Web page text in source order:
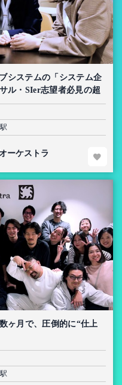
システムの「システム企
ル・SIer志望者必見の超
ト】
ーケストラ
ヶ月で、圧倒的に“仕上